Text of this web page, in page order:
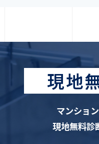
現地
マンショ
現地無料診